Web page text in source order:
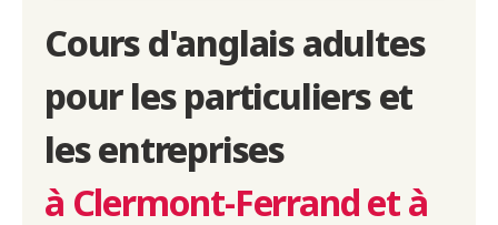
Cours d'anglais adultes
pour les particuliers et
les entreprises​
à Clermont-Ferrand et à